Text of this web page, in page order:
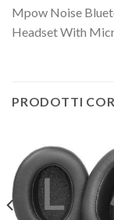
Mpow Noise
Headset With
PRODOTTI